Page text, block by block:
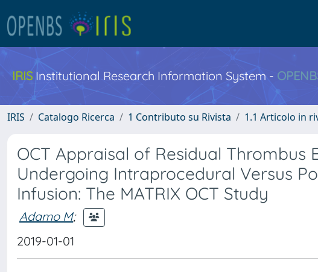
IRIS Institutional Research Information System -
IRIS Catalogo Ricerca 1 Contributo su Rivista 1.1 Articolo in
OCT Appraisal of Residual Thrombus
Undergoing Intraprocedural Versus
Infusion: The MATRIX OCT Study
Adamo M;
2019-01-01